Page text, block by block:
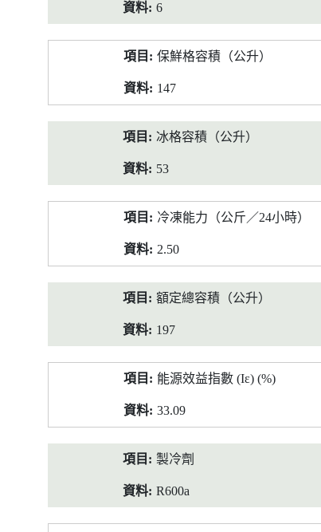
6
保鮮格容積（公升）
147
冰格容積（公升）
53
冷凍能力（公斤／24小時）
2.50
額定總容積（公升）
197
能源效益指數 (Iε) (%)
33.09
製冷劑
R600a